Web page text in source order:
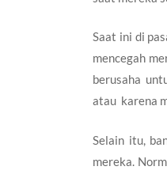
Saat ini di
mencegah
berusaha
atau karena
Selain itu,
mereka.